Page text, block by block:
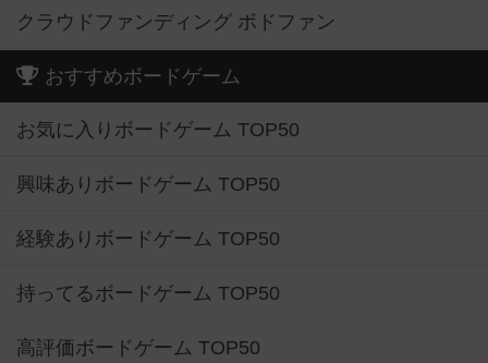
クラウドファンディング ボドファン
おすすめボードゲーム
お気に入りボードゲーム TOP50
興味ありボードゲーム TOP50
経験ありボードゲーム TOP50
持ってるボードゲーム TOP50
高評価ボードゲーム TOP50